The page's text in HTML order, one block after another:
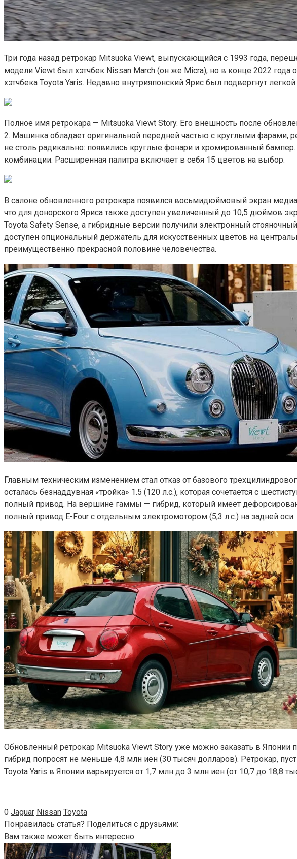
Три года назад ретрокар Mitsuoka Viewt, выпускающийся с 1993 года,
модели Viewt был хэтчбек Nissan March (он же Micra), но в конце 2022
хэтчбека Toyota Yaris. Недавно внутрияпонский Ярис был подвергнут
Полное имя ретрокара — Mitsuoka Viewt Story. Его внешность после
2. Машинка обладает оригинальной передней частью с круглыми фарами,
не столь радикально: появились круглые фонари и хромированный
комбинации. Расширенная палитра включает в себя 15 цветов на выбор.
В салоне обновленного ретрокара появился восьмидюймовый экран
что для донорского Яриса также доступен увеличенный до 10,5 дюймов
Toyota Safety Sense, а гибридные версии получили электронный
доступен опциональный держатель для искусственных цветов на
преимущественно прекрасной половине человечества.
Главным техническим изменением стал отказ от базового
осталась безнаддувная «тройка» 1.5 (120 л.с.), которая сочетается с
полный привод. На вершине гаммы — гибрид, который имеет
полный привод E-Four с отдельным электромотором (5,3 л.с.) на задней
Обновленный ретрокар Mitsuoka Viewt Story уже можно заказать в Японии
гибрид попросят не меньше 4,8 млн иен (30 тысяч долларов). Ретрокар,
Toyota Yaris в Японии варьируется от 1,7 млн до 3 млн иен (от 10,7 до 18,8
0 Jaguar Nissan Toyota
Понравилась статья? Поделиться с друзьями:
Вам также может быть интересно